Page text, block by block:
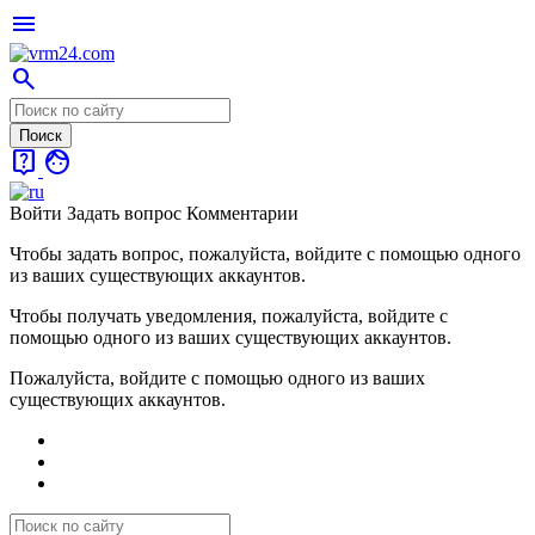
menu
search
live_help face
Войти Задать вопрос Комментарии
Чтобы задать вопрос, пожалуйста, войдите с помощью одного
из ваших существующих аккаунтов.
Чтобы получать уведомления, пожалуйста, войдите с
помощью одного из ваших существующих аккаунтов.
Пожалуйста, войдите с помощью одного из ваших
существующих аккаунтов.